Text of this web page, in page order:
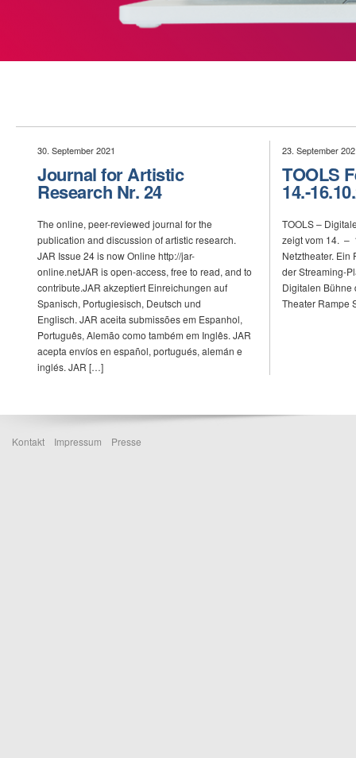
30. September 2021
Journal for Artistic
Research Nr. 24
The online, peer-reviewed journal for the
publication and discussion of artistic research.
JAR Issue 24 is now Online http://jar-
online.netJAR is open-access, free to read, and to
contribute.JAR akzeptiert Einreichungen auf
Spanisch, Portugiesisch, Deutsch und
Englisch. JAR aceita submissões em Espanhol,
Português, Alemão como também em Inglês. JAR
acepta envíos en español, portugués, alemán e
inglés. JAR […]
23. September
TOOLS
14.-
TOOLS –
zeigt vom 14. –
Netztheater. Ein
der Streaming-
Digitalen Bühne
Theater Rampe
Kontakt Impressum Presse